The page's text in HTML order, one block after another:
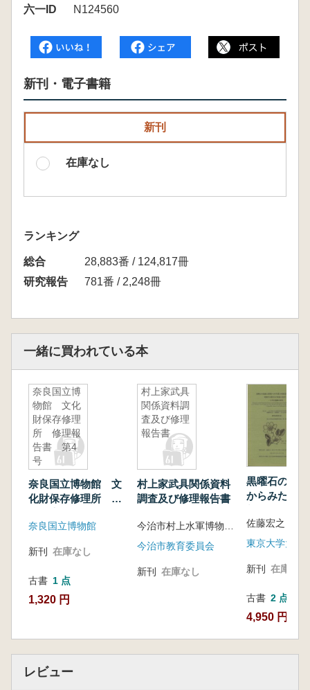
六一ID
N124560
新刊・電子書籍
新刊
在庫なし
ランキング
総合
28,883番 / 124,817冊
研究報告
781番 / 2,248冊
一緒に買われている本
奈良国立博
物館 文化
財保存修理
所 修理報
告書 第4
号
奈良国立博物館 文
化財保存修理所 修
奈良国立博物館
新刊 在庫なし
古書 1 点
1,320 円
村上家武具
関係資料調
査及び修理
報告書
村上家武具関係資料
調査及び修理報告書
今治市教育委員会
新刊 在庫なし
黒曜石の流
からみた環
世人類社会
変容3 吉井
佐藤宏之 山
新刊 在庫なし
古書 2 点
4,950 円~
レビュー